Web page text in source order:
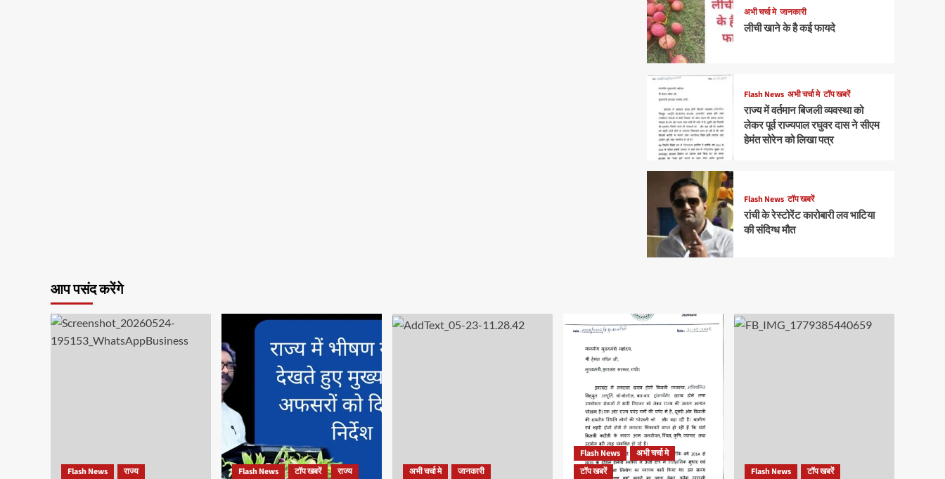
अभी चर्चा मे जानकारी
लीची खाने के है कई फायदे
Flash News अभी चर्चा मे टॉप खबरें
राज्य में वर्तमान बिजली व्यवस्था को
लेकर पूर्व राज्यपाल रघुवर दास ने सीएम
हेमंत सोरेन को लिखा पत्र
Flash News टॉप खबरें
रांची के रेस्टोरेंट कारोबारी लव भाटिया
की संदिग्ध मौत
आप पसंद करेंगे
Flash News राज्य Flash News टॉप खबरें राज्य अभी चर्चा मे जानकारी
Flash News
अभी चर्चा मे
टॉप खबरें
Flash News टॉप खबरें